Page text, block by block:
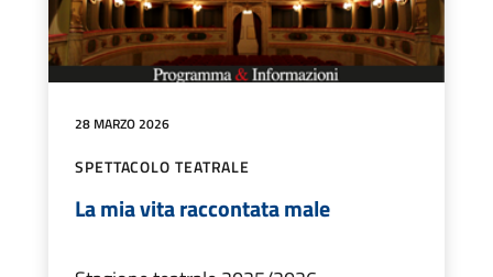
28 MARZO 2026
SPETTACOLO TEATRALE
La mia vita raccontata male